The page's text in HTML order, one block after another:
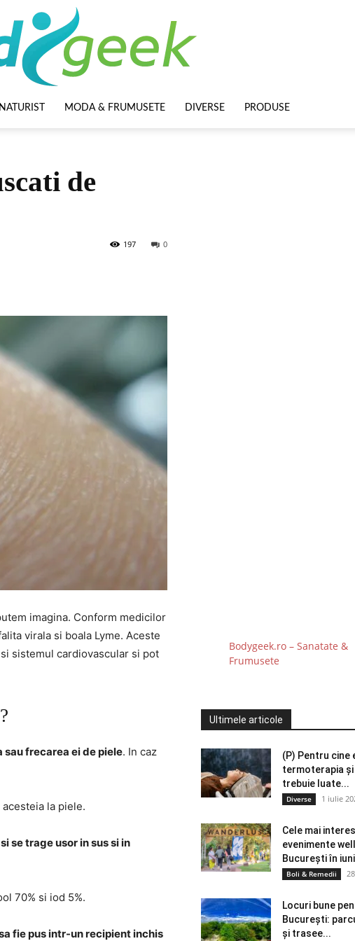
NATURIST MODA & FRUMUSETE DIVERSE PRODUSE
de
0
197
imagina. Conform medicilor
virala si boala Lyme. Aceste
sistemul cardiovascular si pot
frecarea ei de piele. In caz
la piele.
se trage usor in sus si in
70% si iod 5%.
fie pus intr-un recipient inchis
Bodygeek.ro – Sanatate &
Frumusete
Ultimele articole
(P) Pentru
termoterapia
trebuie luate...
Diverse 1 iulie
Cele mai
evenimente
București în
Boli & Remedii
Locuri bune
București:
și trasee...